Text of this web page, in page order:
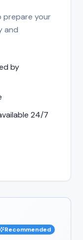
prepare your
and
by
24/7
Recommended